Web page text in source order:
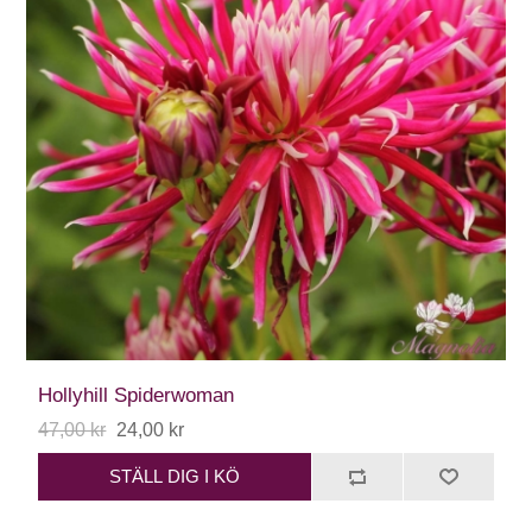
Hollyhill Spiderwoman
47,00 kr 24,00 kr
STÄLL DIG I KÖ